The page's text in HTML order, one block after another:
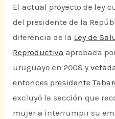
El actual proyecto de ley
del presidente de la
diferencia de la Ley de
Reproductiva aprobada
uruguayo en 2008 y
entonces presidente
excluyó la sección que
mujer a interrumpir su